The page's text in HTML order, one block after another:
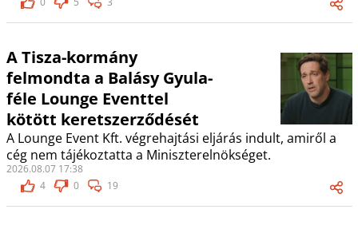
A Tisza-kormány
felmondta a Balásy Gyula-
féle Lounge Eventtel
kötött keretszerződését
A Lounge Event Kft. végrehajtási eljárás indult, amiről a
cég nem tájékoztatta a Miniszterelnökséget.
2026.08.07 17:38
4
0 19